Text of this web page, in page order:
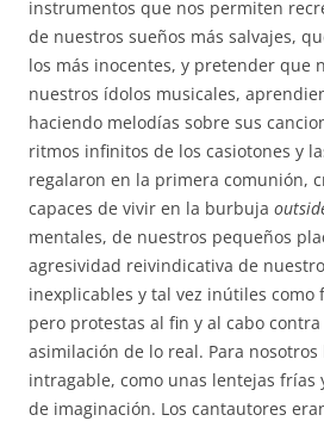
instrumentos que nos permiten
de nuestros sueños más salvajes,
los más inocentes, y pretender que
nuestros ídolos musicales,
haciendo melodías sobre sus
ritmos infinitos de los casiotones y
regalaron en la primera comunión,
capaces de vivir en la burbuja
mentales, de nuestros pequeños
agresividad reivindicativa de
inexplicables y tal vez inútiles como
pero protestas al fin y al cabo
asimilación de lo real. Para
intragable, como unas lentejas frías
de imaginación. Los cantautores